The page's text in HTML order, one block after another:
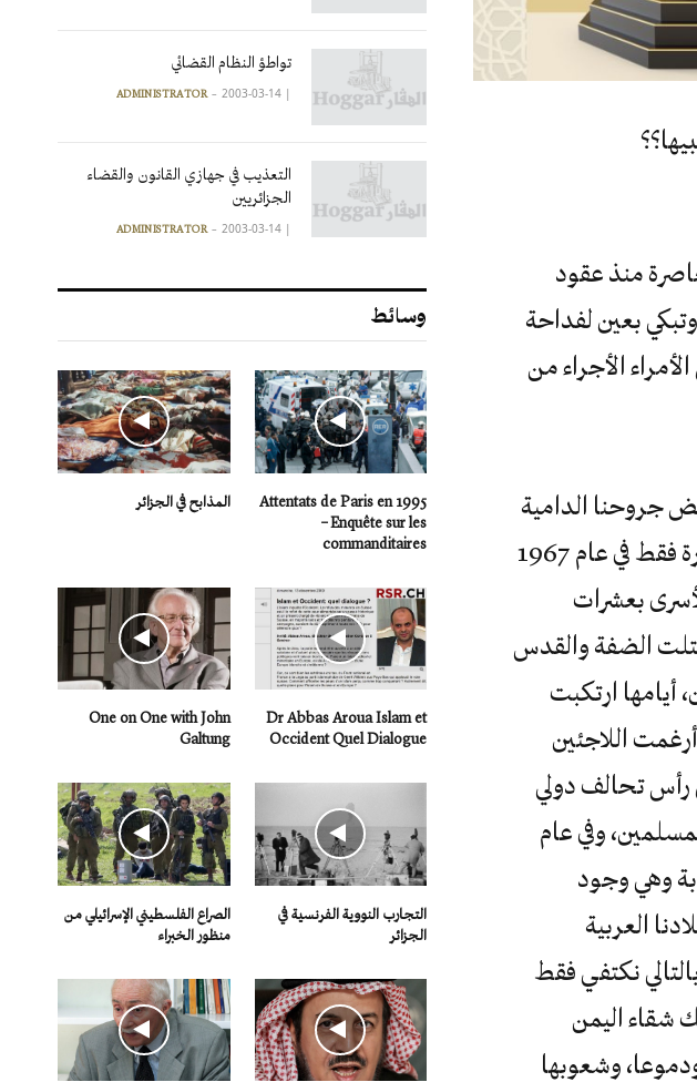
منذ عقود
بعين لفداحة
الأجراء من
جروحنا الدامية
التي لازلت تنزف وتنزف بغزارة كلما أمطنا عنها الغبار، ففي العقود الأخيرة فقط في عام 1967
دول في 6 أيام، إضافة للأسرى بعشرات
الضفة والقدس
إسرائيل لبنان، أيامها ارتكبت
اللاجئين
اجتاحت أمريكا على رأس تحالف دولي
للمسلمين، وفي عام
وهي وجود
العربية
نكتفي فقط
شقاء اليمن
وشعوبها
تواطؤ النظام القضائي
|
ADMINISTRATOR 2003-03-14
التعذيب في جهازي القانون والقضاء
الجزائريين
|
ADMINISTRATOR 2003-03-14
وسائط
Attentats de Paris en 1995
– Enquête sur les
commanditaires
المذابح في الجزائر
Dr Abbas Aroua Islam et
Occident Quel Dialogue
One on One with John
Galtung
التجارب النووية الفرنسية في
الجزائر
الصراع الفلسطيني الإسرائيلي من
منظور الخبراء